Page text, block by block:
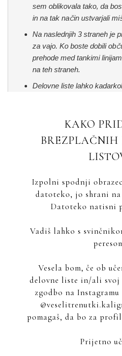
sem oblikovala tako, da
in na tak način ustvarjali
Na naslednjih 3 straneh je
za vajo. Ko boste dobili
prehode med tankimi
na teh straneh.
Delovne liste lahko
KAKO
Izpolni spodnji
datoteko, jo shrani
Datoteko natisni
Vadiš lahko s
Vesela bom, če ob
delovne liste in/ali svoj
zgodbo na
pomagaš, da bo za
Prijetno